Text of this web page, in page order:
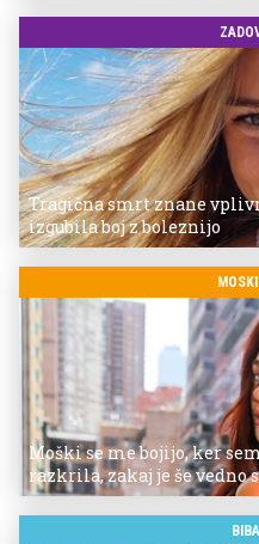
Tragična smrt znane
izgubila boj z boleznijo
Moški se me bojijo, ker
razkrila, zakaj je še vedno